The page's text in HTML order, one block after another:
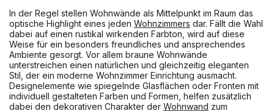
In der Regel stellen Wohnwände als Mittelpunkt im Raum das
optische Highlight eines jeden Wohnzimmers dar. Fällt die Wahl
dabei auf einen rustikal wirkenden Farbton, wird auf diese
Weise für ein besonders freundliches und ansprechendes
Ambiente gesorgt. Vor allem braune Wohnwände
unterstreichen einen natürlichen und gleichzeitig eleganten
Stil, der ein moderne Wohnzimmer Einrichtung ausmacht.
Designelemente wie spiegelnde Glasflächen oder Fronten mit
individuell gestalteten Farben und Formen, helfen zusätzlich
dabei den dekorativen Charakter der Wohnwand zum